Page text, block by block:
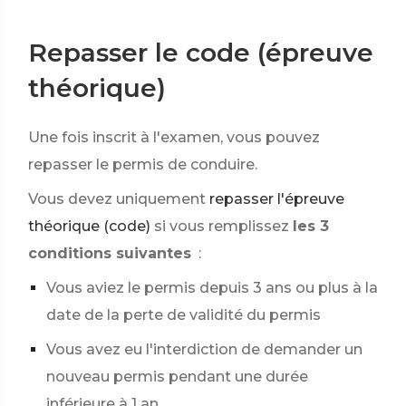
Repasser le code (épreuve
théorique)
Une fois inscrit à l'examen, vous pouvez
repasser le permis de conduire.
Vous devez uniquement repasser l'épreuve
théorique (code) si vous remplissez les 3
conditions suivantes :
Vous aviez le permis depuis 3 ans ou plus à la
date de la perte de validité du permis
Vous avez eu l'interdiction de demander un
nouveau permis pendant une durée